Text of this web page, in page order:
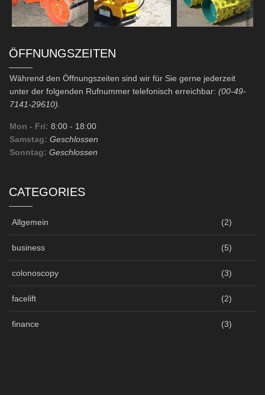
ÖFFNUNGSZEITEN
Während den Öffnungszeiten sind wir für Sie gerne jederzeit
unter der folgenden Rufnummer telefonisch erreichbar: (00-49-
7141-29610).
Mon - Fri: 8:00 - 18:00
Samstag: Geschlossen
Sonntag: Geschlossen
CATEGORIES
Allgemein (2)
business (5)
colonoscopy (3)
facelift (2)
finance (3)